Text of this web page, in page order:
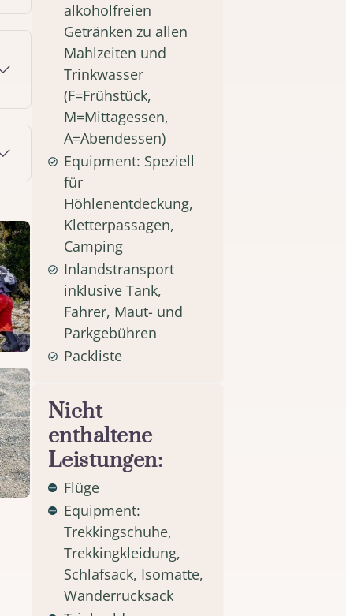
alkoholfreien
Getränken zu allen
Mahlzeiten und
Trinkwasser
(F=Frühstück,
M=Mittagessen,
A=Abendessen)
Equipment: Speziell
für
Höhlenentdeckung,
Kletterpassagen,
Camping
Inlandstransport
inklusive Tank,
Fahrer, Maut- und
Parkgebühren
Packliste
Nicht
enthaltene
Leistungen:
Flüge
Equipment:
Trekkingschuhe,
Trekkingkleidung,
Schlafsack, Isomatte,
Wanderrucksack